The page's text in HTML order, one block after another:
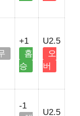
+1
홈
승
U2.5
오
버
-1
U2.5